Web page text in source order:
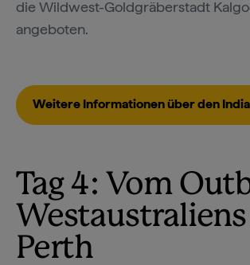
die Wildwest-Goldgräberstadt
angeboten.
Weitere Informationen über den
Tag 4: Vom
Perth